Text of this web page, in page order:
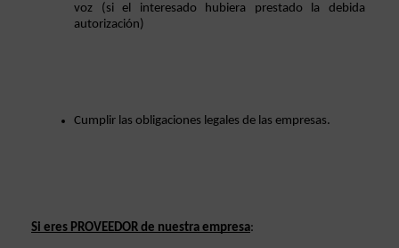
voz (si el interesado hubiera prestado la debida
autorización)
Cumplir las obligaciones legales de las empresas.
Si eres PROVEEDOR de nuestra empresa: